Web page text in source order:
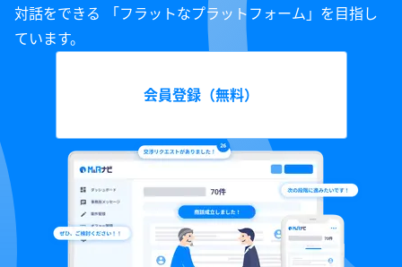
対話をできる 「フラットなプラットフォーム」を目指し
ています。
会員登録（無料）